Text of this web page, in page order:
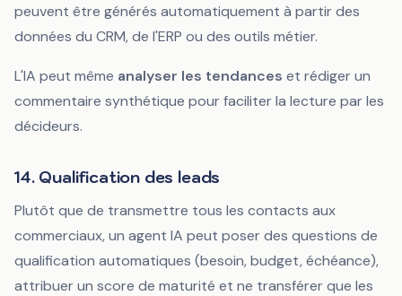
peuvent être générés automatiquement à partir des
données du CRM, de l'ERP ou des outils métier.
L'IA peut même analyser les tendances et rédiger un
commentaire synthétique pour faciliter la lecture par les
décideurs.
14. Qualification des leads
Plutôt que de transmettre tous les contacts aux
commerciaux, un agent IA peut poser des questions de
qualification automatiques (besoin, budget, échéance),
attribuer un score de maturité et ne transférer que les